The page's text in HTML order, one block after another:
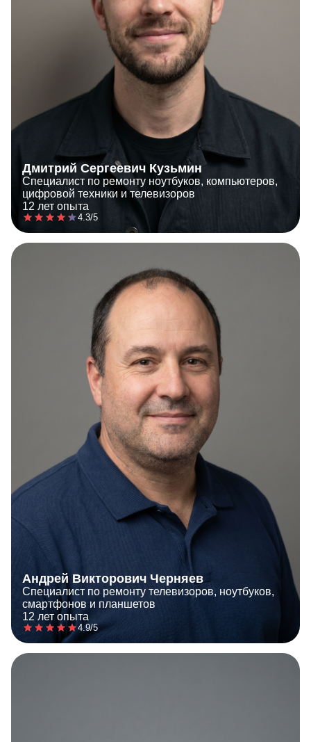
Дмитрий Сергеевич Кузьмин
Специалист по ремонту ноутбуков, компьютеров,
цифровой техники и телевизоров
12 лет опыта
4.3/5
Андрей Викторович Черняев
Специалист по ремонту телевизоров, ноутбуков,
смартфонов и планшетов
12 лет опыта
4.9/5